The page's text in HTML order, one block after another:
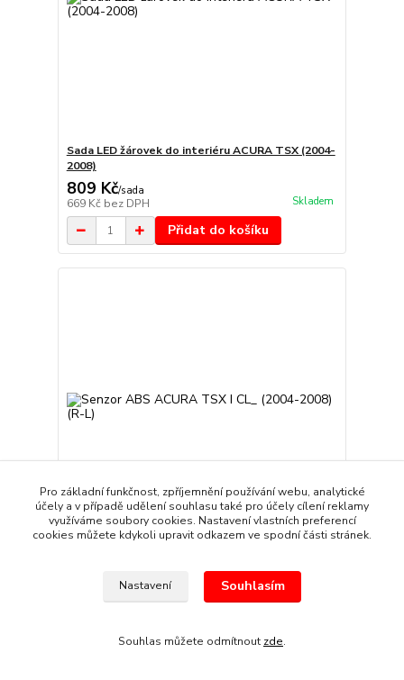
Sada LED žárovek do interiéru ACURA TSX (2004-
2008)
809 Kč/sada
669 Kč bez DPH Skladem
Přidat do košíku
/sada
bez DPH
Pro základní funkčnost, zpříjemnění používání webu, analytické
účely a v případě udělení souhlasu také pro účely cílení reklamy
využíváme soubory cookies. Nastavení vlastních preferencí
cookies můžete kdykoli upravit odkazem ve spodní části stránek.
Nastavení Souhlasím
Souhlas můžete odmítnout zde.